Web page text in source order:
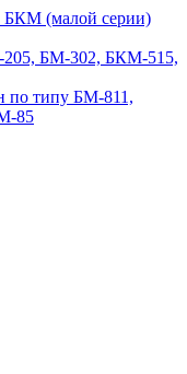
БКМ (малой серии)
БМ-302, БКМ-515,
по типу БМ-811,
85